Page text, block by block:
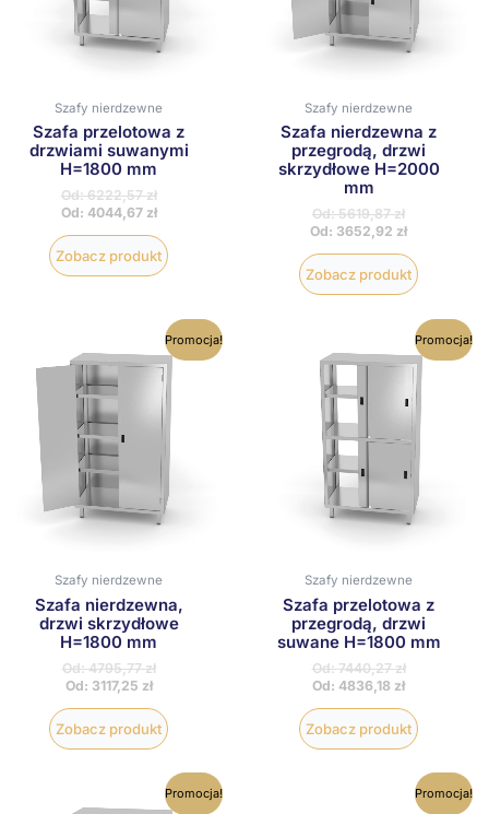
Szafy nierdzewne
Szafa przelotowa z
drzwiami suwanymi
H=1800 mm
Od:6222,57zł
Od: 4044,67 zł
Zobacz produkt
stronie
Szafy nierdzewne
Szafa nierdzewna z
przegrodą, drzwi
skrzydłowe H=2000
mm
Od:5619,87zł
Od: 3652,92 zł
Zobacz produkt
stronie
Promocja!
Szafy nierdzewne
Szafa nierdzewna,
drzwi skrzydłowe
H=1800 mm
Od:4795,77zł
Od: 3117,25 zł
Zobacz produkt
Ten
produkt
Opcje
wybrać
stronie
Promocja!
Szafy nierdzewne
Szafa przelotowa z
przegrodą, drzwi
suwane H=1800 mm
Od:7440,27zł
Od: 4836,18 zł
Zobacz produkt
Ten
produkt
Opcje
wybrać
stronie
Promocja!
Ten
produkt
Promocja!
Ten
produkt